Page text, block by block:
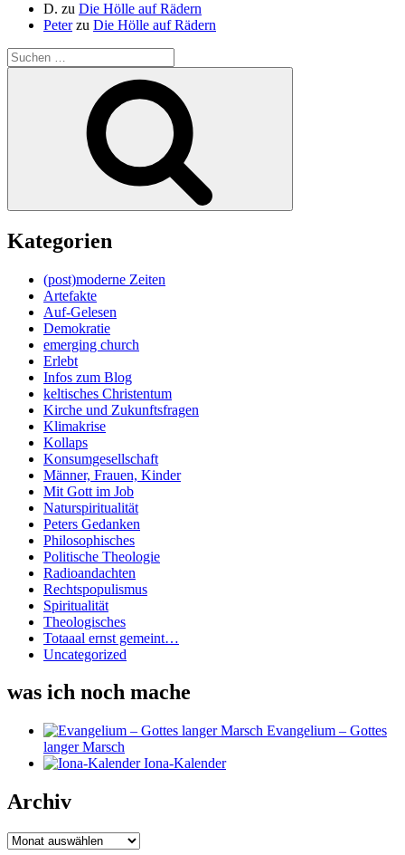
D. zu Die Hölle auf Rädern
Peterzu Die Hölle auf Rädern
Suche
nach:
Kategorien
(post)moderne Zeiten
Artefakte
Auf-Gelesen
Demokratie
emerging church
Erlebt
Infos zum Blog
keltisches Christentum
Kirche und Zukunftsfragen
Klimakrise
Kollaps
Konsumgesellschaft
Männer, Frauen, Kinder
Mit Gott im Job
Naturspiritualität
Peters Gedanken
Philosophisches
Politische Theologie
Radioandachten
Rechtspopulismus
Spiritualität
Theologisches
Totaaal ernst gemeint…
Uncategorized
was ich noch mache
Evangelium – Gottes
langer Marsch
Iona-Kalender
Archiv
Archiv